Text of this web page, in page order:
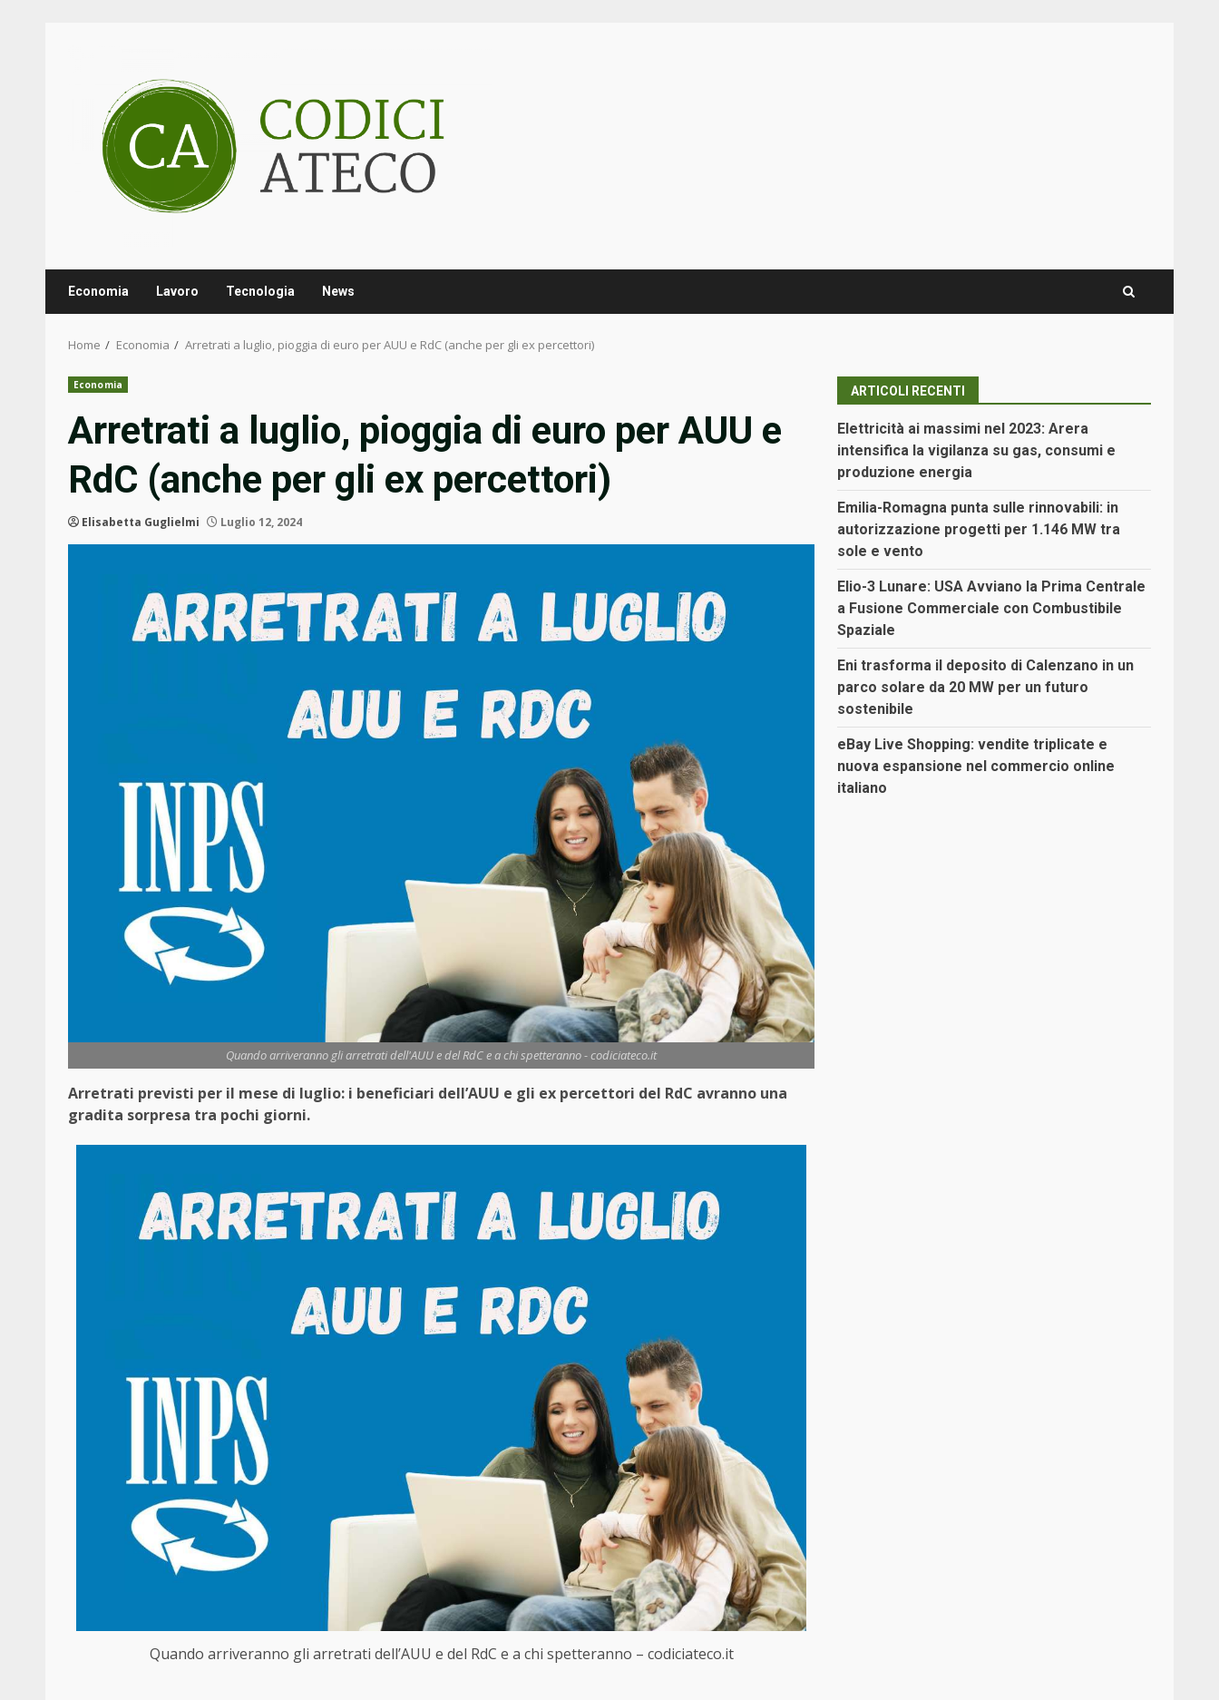
Economia Lavoro Tecnologia News
Home Economia Arretrati a luglio, pioggia di euro per AUU e RdC (anche per gli ex percettori)
Economia
Arretrati a luglio, pioggia di euro per AUU e
RdC (anche per gli ex percettori)
Elisabetta Guglielmi Luglio 12, 2024
Quando arriveranno gli arretrati dell'AUU e del RdC e a chi spetteranno - codiciateco.it
Arretrati previsti per il mese di luglio: i beneficiari dell’AUU e gli ex percettori del RdC avranno una
gradita sorpresa tra pochi giorni.
Quando arriveranno gli arretrati dell’AUU e del RdC e a chi spetteranno – codiciateco.it
ARTICOLI RECENTI
Elettricità ai massimi nel 2023: Arera
intensifica la vigilanza su gas, consumi e
produzione energia
Emilia-Romagna punta sulle rinnovabili: in
autorizzazione progetti per 1.146 MW tra
sole e vento
Elio-3 Lunare: USA Avviano la Prima Centrale
a Fusione Commerciale con Combustibile
Spaziale
Eni trasforma il deposito di Calenzano in un
parco solare da 20 MW per un futuro
sostenibile
eBay Live Shopping: vendite triplicate e
nuova espansione nel commercio online
italiano